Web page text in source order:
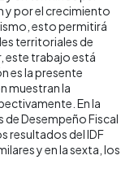
y por el crecimiento
esto permitirá
territoriales de
este trabajo está
es la presente
muestran la
En la
Desempeño Fiscal
resultados del IDF
y en la sexta, los